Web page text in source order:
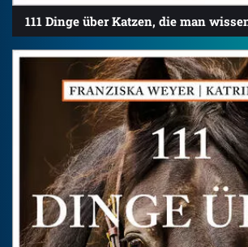
111 Dinge über Katzen, die man